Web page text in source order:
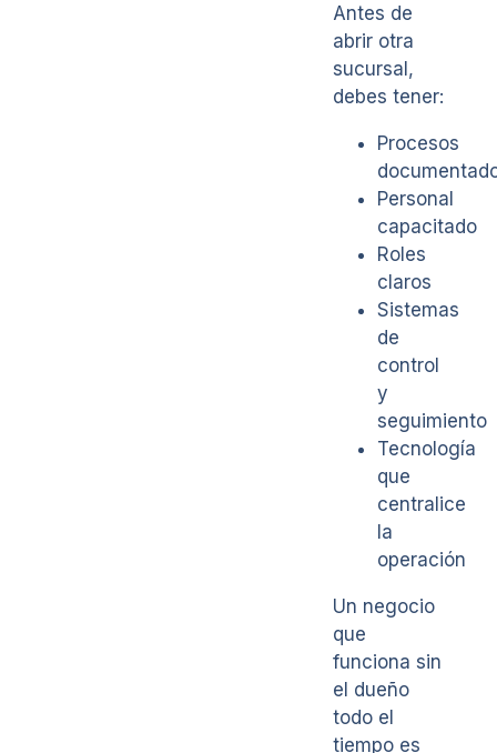
Antes de
abrir otra
sucursal,
debes tener:
Procesos
Personal
capacitado
Roles
claros
Sistemas
de
control
y
seguimiento
Tecnología
que
centralice
la
operación
Un negocio
que
funciona sin
el dueño
todo el
tiempo es